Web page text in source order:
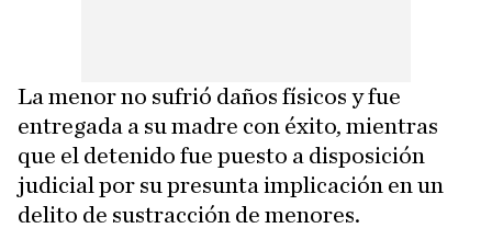
La menor no sufrió daños físicos y fue
entregada a su madre con éxito, mientras
que el detenido fue puesto a disposición
judicial por su presunta implicación en un
delito de sustracción de menores.